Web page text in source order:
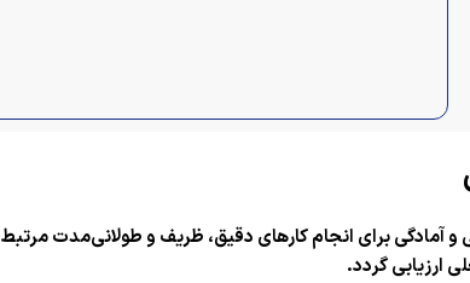
برای انجام کارهای دقیق، ظریف و طولانی‌مدت مرتبط
ارزیابی گردد.